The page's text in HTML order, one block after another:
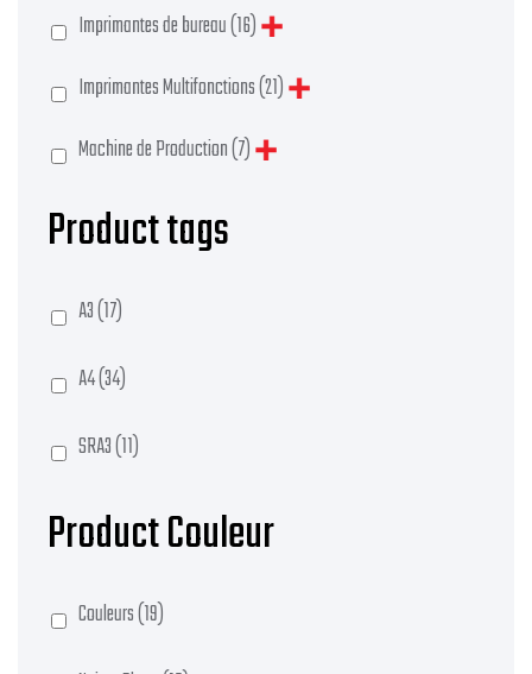
Imprimantes de bureau(16)
Imprimantes Multifonctions(21)
Machine de Production(7)
Product tags
A3(17)
A4(34)
SRA3(11)
Product Couleur
Couleurs(19)